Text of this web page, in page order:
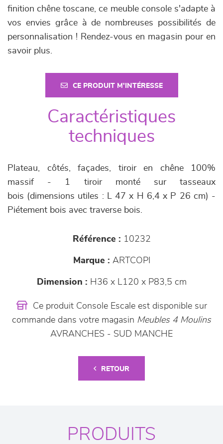
finition chêne toscane, ce meuble console s'adapte à
vos envies grâce à de nombreuses possibilités de
personnalisation ! Rendez-vous en magasin pour en
savoir plus.
CE PRODUIT M'INTÉRESSE
Caractéristiques
techniques
Plateau, côtés, façades, tiroir en chêne 100%
massif - 1 tiroir monté sur tasseaux
bois (dimensions utiles : L 47 x H 6,4 x P 26 cm) -
Piétement bois avec traverse bois.
Référence : 10232
Marque : ARTCOPI
Dimension : H36 x L120 x P83,5 cm
Ce produit Console Escale est disponible sur
commande dans votre magasin Meubles 4 Moulins
AVRANCHES - SUD MANCHE
RETOUR
PRODUITS